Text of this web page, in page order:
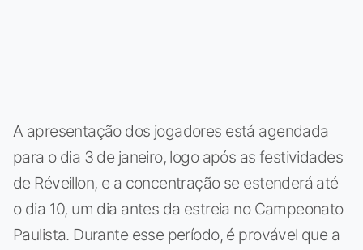
A apresentação dos jogadores está agendada
para o dia 3 de janeiro, logo após as festividades
de Réveillon, e a concentração se estenderá até
o dia 10, um dia antes da estreia no Campeonato
Paulista. Durante esse período, é provável que a